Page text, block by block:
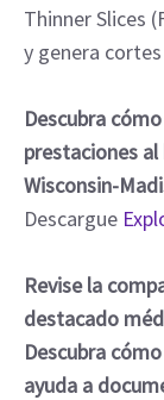
Thinner Slices
y genera
Descubra
prestaciones
Wisconsin-
Descargue
Revise la
destacado
Descubra
ayuda a